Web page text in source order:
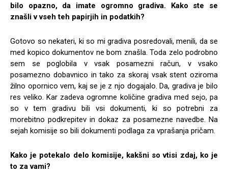
bilo opazno, da imate ogromno gradiva. Kako ste se
znašli v vseh teh papirjih in podatkih?
Gotovo so nekateri, ki so mi gradiva posredovali, menili, da se
med kopico dokumentov ne bom znašla. Toda zelo podrobno
sem se poglobila v vsak posamezni račun, v vsako
posamezno dobavnico in tako za skoraj vsak stent oziroma
žilno opornico vem, kaj se je z njo dogajalo. Da, gradiva je bilo
res veliko. Kar zadeva ogromne količine gradiva med sejo, pa
so v tem gradivu bili vsi dokumenti, ki so potrebni za
morebitno podkrepitev in dokaz za posamezne navedbe. Na
sejah komisije so bili dokumenti podlaga za vprašanja pričam.
Kako je potekalo delo komisije, kakšni so vtisi zdaj, ko je
to za vami?